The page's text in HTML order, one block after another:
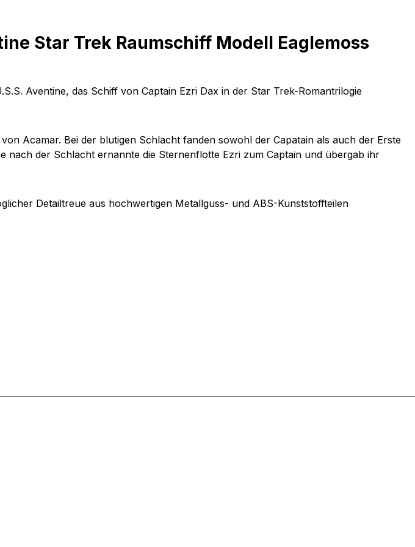
Star Trek Raumschiff Modell Eaglemoss
Aventine, das Schiff von Captain Ezri Dax in der Star Trek-Romantrilogie
Acamar. Bei der blutigen Schlacht fanden sowohl der Capatain als auch der Erste
nach der Schlacht ernannte die Sternenflotte Ezri zum Captain und übergab ihr
Detailtreue aus hochwertigen Metallguss- und ABS-Kunststoffteilen